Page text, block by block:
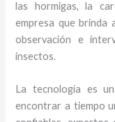
las hormigas, la
empresa que brinda
observación e
insectos.
La tecnología es
encontrar a tiempo